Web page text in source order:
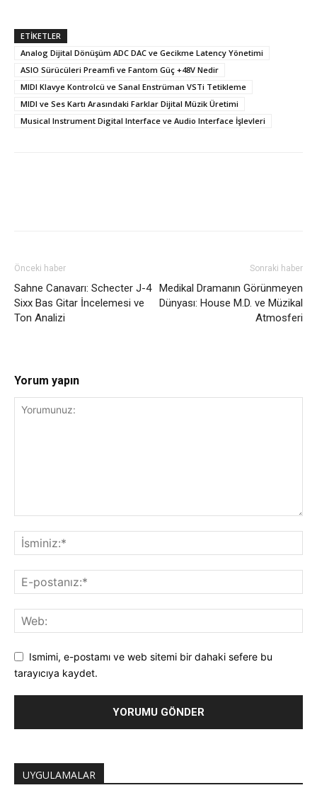
ETİKETLER
Analog Dijital Dönüşüm ADC DAC ve Gecikme Latency Yönetimi
ASIO Sürücüleri Preamfi ve Fantom Güç +48V Nedir
MIDI Klavye Kontrolcü ve Sanal Enstrüman VSTi Tetikleme
MIDI ve Ses Kartı Arasındaki Farklar Dijital Müzik Üretimi
Musical Instrument Digital Interface ve Audio Interface İşlevleri
Önceki haber
Sahne Canavarı: Schecter J-4
Sixx Bas Gitar İncelemesi ve
Ton Analizi
Sonraki haber
Medikal Dramanın Görünmeyen
Dünyası: House M.D. ve Müzikal
Atmosferi
Yorum yapın
Ismimi, e-postamı ve web sitemi bir dahaki sefere bu
tarayıcıya kaydet.
UYGULAMALAR